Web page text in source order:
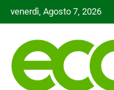
to
venerdì, Agosto 7, 2026